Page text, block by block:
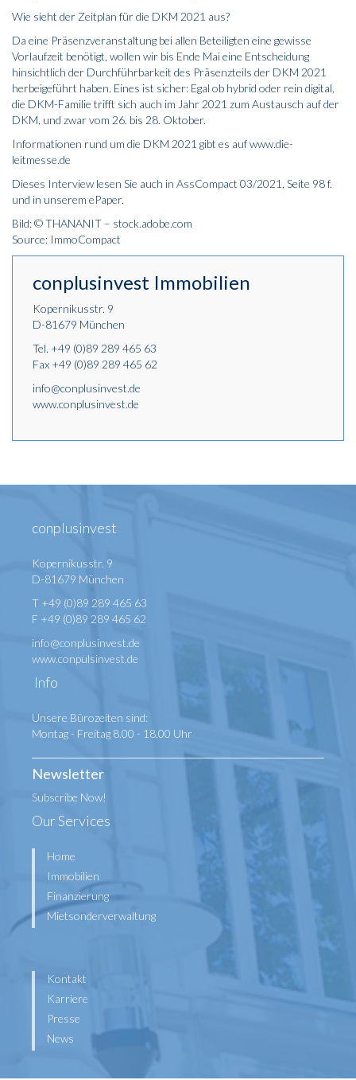
Wie sieht der Zeitplan für die DKM 2021 aus?
Da eine Präsenzveranstaltung bei allen Beteiligten eine gewisse
Vorlaufzeit benötigt, wollen wir bis Ende Mai eine Entscheidung
hinsichtlich der Durchführbarkeit des Präsenzteils der DKM 2021
herbeigeführt haben. Eines ist sicher: Egal ob hybrid oder rein digital,
die DKM-Familie trifft sich auch im Jahr 2021 zum Austausch auf der
DKM, und zwar vom 26. bis 28. Oktober.
Informationen rund um die DKM 2021 gibt es auf www.die-
leitmesse.de
Dieses Interview lesen Sie auch in AssCompact 03/2021, Seite 98 f.
und in unserem ePaper.
Bild: © THANANIT – stock.adobe.com
Source: ImmoCompact
conplusinvest Immobilien
Kopernikusstr. 9
D-81679 München
Tel. +49 (0)89 289 465 63
Fax +49 (0)89 289 465 62
info@conplusinvest.de
www.conplusinvest.de
conplusinvest
Kopernikusstr. 9
D-81679 München
T +49 (0)89 289 465 63
F +49 (0)89 289 465 62
info@conplusinvest.de
www.conpulsinvest.de
Info
Unsere Bürozeiten sind:
Montag - Freitag 8.00 - 18.00 Uhr
Newsletter
Subscribe Now!
Our Services
Home
Immobilien
Finanzierung
Mietsonderverwaltung
Kontakt
Karriere
Presse
News